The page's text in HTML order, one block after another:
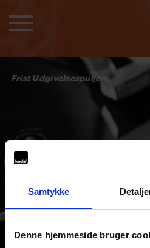
Samtykke
Denne hjemmeside bruger
Frist Udgivelsespuljen